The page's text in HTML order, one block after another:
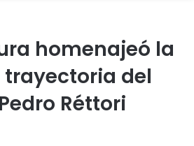
homenajeó la
del
Réttori